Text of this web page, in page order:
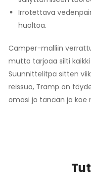
Irrotettava
huoltoa.
Camper-malliin
mutta tarjoaa silti
Suunnittelitpa sitten
reissua, Tramp on
omasi jo tänään ja koe